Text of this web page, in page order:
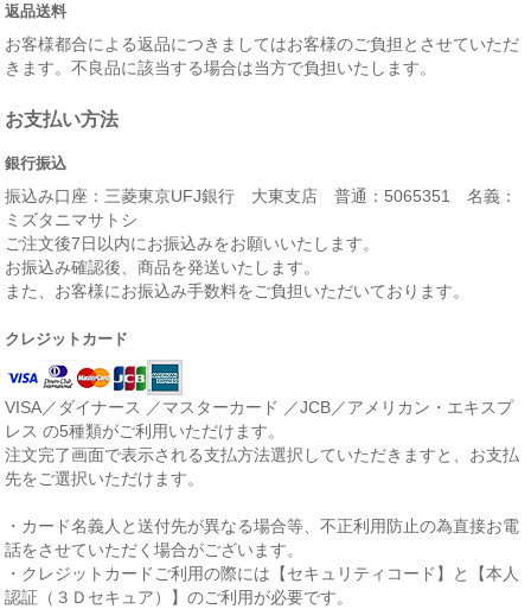
返品送料
お客様都合による返品につきましてはお客様のご負担とさせていただ
きます。不良品に該当する場合は当方で負担いたします。
お支払い方法
銀行振込
振込み口座：三菱東京UFJ銀行 大東支店 普通：5065351 名義：
ミズタニマサトシ
ご注文後7日以内にお振込みをお願いいたします。
お振込み確認後、商品を発送いたします。
また、お客様にお振込み手数料をご負担いただいております。
クレジットカード
VISA／ダイナース ／マスターカード ／JCB／アメリカン・エキスプ
レス の5種類がご利用いただけます。
注文完了画面で表示される支払方法選択していただきますと、お支払
先をご選択いただけます。
・カード名義人と送付先が異なる場合等、不正利用防止の為直接お電
話をさせていただく場合がございます。
・クレジットカードご利用の際には【セキュリティコード】と【本人
認証（３Ｄセキュア）】のご利用が必要です。